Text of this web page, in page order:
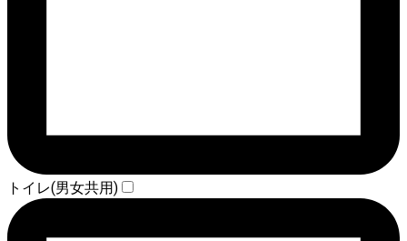
トイレ(男女共用)